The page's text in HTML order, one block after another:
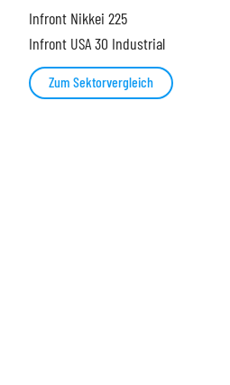
Infront Nikkei 225
Infront USA 30 Industrial
Zum Sektorvergleich